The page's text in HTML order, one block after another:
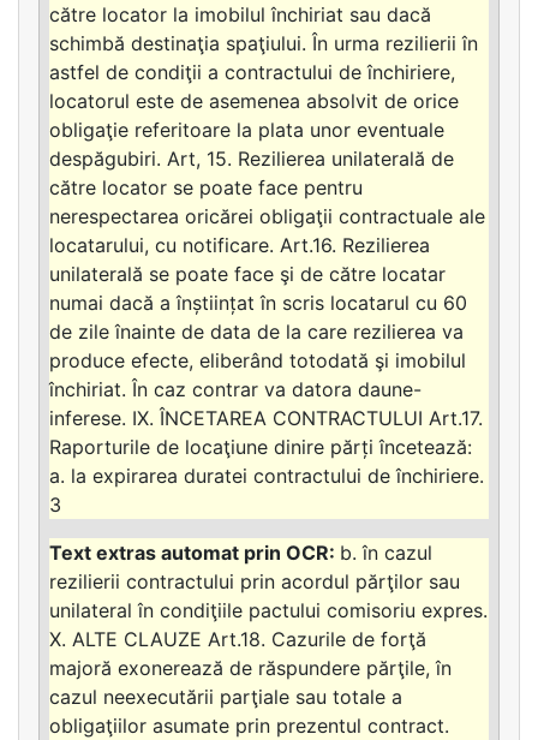
către locator la imobilul închiriat sau dacă
schimbă destinaţia spaţiului. În urma rezilierii în
astfel de condiţii a contractului de închiriere,
locatorul este de asemenea absolvit de orice
obligaţie referitoare la plata unor eventuale
despăgubiri. Art, 15. Rezilierea unilaterală de
către locator se poate face pentru
nerespectarea oricărei obligaţii contractuale ale
locatarului, cu notificare. Art.16. Rezilierea
unilaterală se poate face şi de către locatar
numai dacă a înștiințat în scris locatarul cu 60
de zile înainte de data de la care rezilierea va
produce efecte, eliberând totodată şi imobilul
închiriat. În caz contrar va datora daune-
inferese. IX. ÎNCETAREA CONTRACTULUI Art.17.
Raporturile de locaţiune dinire părți încetează:
a. la expirarea duratei contractului de închiriere.
3
b. în cazul
rezilierii contractului prin acordul părţilor sau
unilateral în condiţiile pactului comisoriu expres.
X. ALTE CLAUZE Art.18. Cazurile de forţă
majoră exonerează de răspundere părţile, în
cazul neexecutării parţiale sau totale a
obligaţiilor asumate prin prezentul contract.